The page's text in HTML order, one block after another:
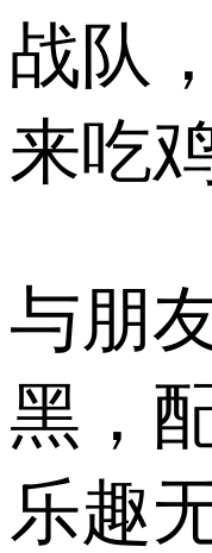
战队
来吃
与朋
黑，
乐趣